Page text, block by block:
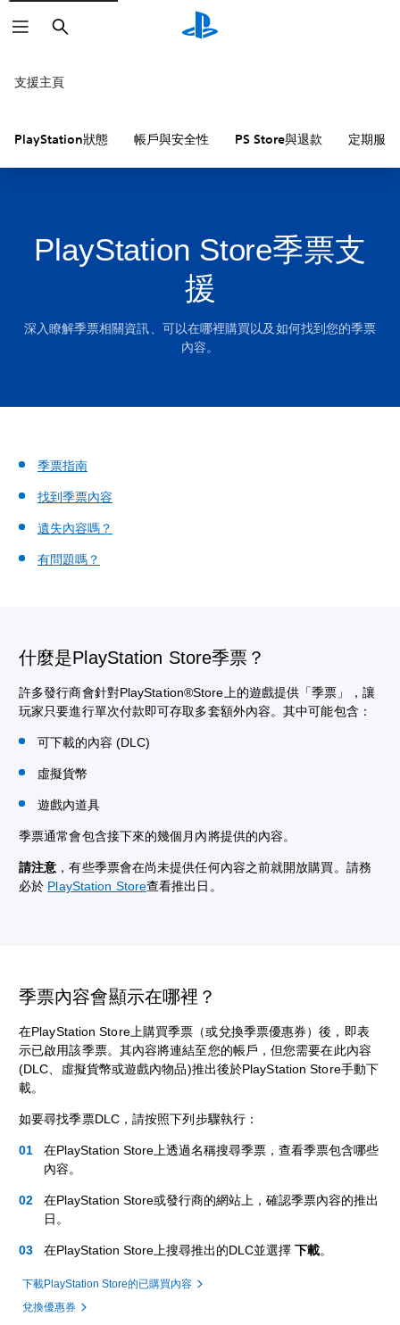
搜
尋
支援主頁
PlayStation狀態 帳戶與安全性 PS Store與退款 定期服務
PlayStation Store季票支
援
深入瞭解季票相關資訊、可以在哪裡購買以及如何找到您的季票
內容。
季票指南
找到季票內容
遺失內容嗎？
有問題嗎？
什麼是PlayStation Store季票？
許多發行商會針對PlayStation®Store上的遊戲提供「季票」，讓
玩家只要進行單次付款即可存取多套額外內容。其中可能包含：
可下載的內容 (DLC)
虛擬貨幣
遊戲內道具
季票通常會包含接下來的幾個月內將提供的內容。
請注意 ，有些季票會在尚未提供任何內容之前就開放購買。請務
必於 PlayStation Store查看推出日。
季票內容會顯示在哪裡？
在PlayStation Store上購買季票（或兌換季票優惠券）後，即表
示已啟用該季票。其內容將連結至您的帳戶，但您需要在此內容
(DLC、虛擬貨幣或遊戲內物品)推出後於PlayStation Store手動下
載。
如要尋找季票DLC，請按照下列步驟執行：
在PlayStation Store上透過名稱搜尋季票，查看季票包含哪些
內容。
在PlayStation Store或發行商的網站上，確認季票內容的推出
日。
在PlayStation Store上搜尋推出的DLC並選擇 下載。
下載PlayStation Store的已購買內容
兌換優惠券